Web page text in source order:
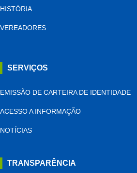
HISTÓRIA
VEREADORES
SERVIÇOS
EMISSÃO DE CARTEIRA DE IDENTIDADE
ACESSO A INFORMAÇÃO
NOTÍCIAS
TRANSPARÊNCIA